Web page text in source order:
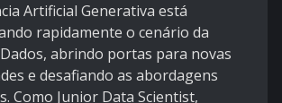
Artificial Generativa está
rapidamente o cenário da
abrindo portas para novas
e desafiando as abordagens
Como Junior Data Scientist,